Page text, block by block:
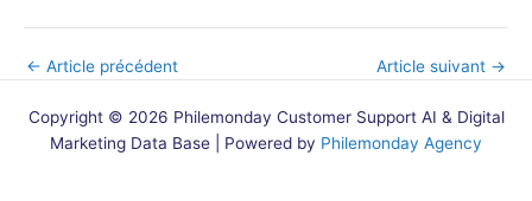
← Article précédent Article suivant →
Copyright © 2026 Philemonday Customer Support AI & Digital
Marketing Data Base | Powered by Philemonday Agency